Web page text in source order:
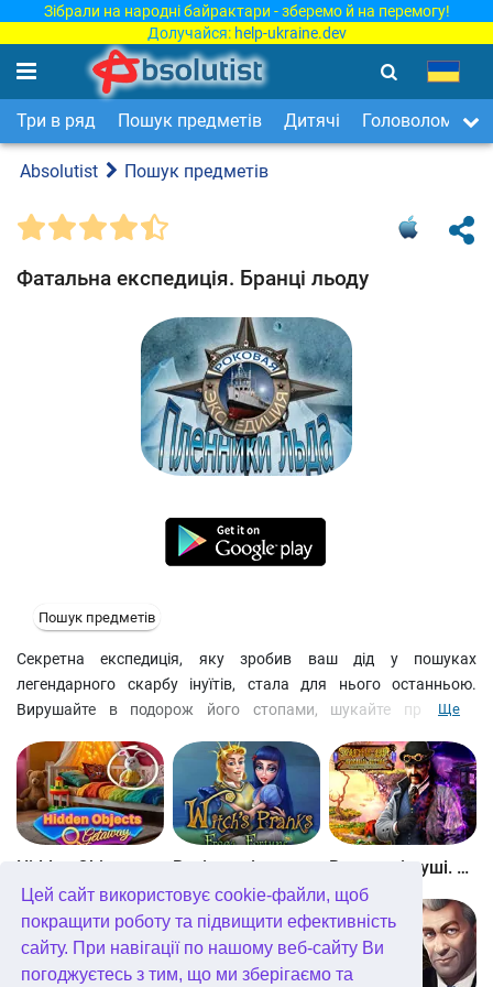
Цей сайт використовує cookie-файли, щоб
покращити роботу та підвищити ефективність
сайту. При навігації по нашому веб-сайту Ви
погоджуєтесь з тим, що ми зберігаємо та
Зібрали на народні байрактари - зберемо й на перемогу!
Долучайся: help-ukraine.dev
Три в ряд Пошук предметів Дитячі Головоломки
Absolutist Пошук предметів
Фатальна експедиція. Бранці льоду
Пошук предметів
Секретна експедиція, яку зробив ваш дід у пошуках
легендарного скарбу інуїтів, стала для нього останньою.
Вирушайте в подорож його стопами, шукайте приховані
долю.
Ще
Вкрадені душі. Кривавий ритуал